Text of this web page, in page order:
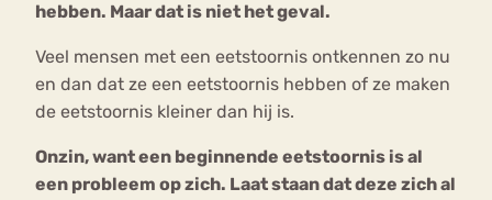
hebben. Maar dat is niet het geval.
Veel mensen met een eetstoornis ontkennen zo nu
en dan dat ze een eetstoornis hebben of ze maken
de eetstoornis kleiner dan hij is.
Onzin, want een beginnende eetstoornis is al
een probleem op zich. Laat staan dat deze zich al